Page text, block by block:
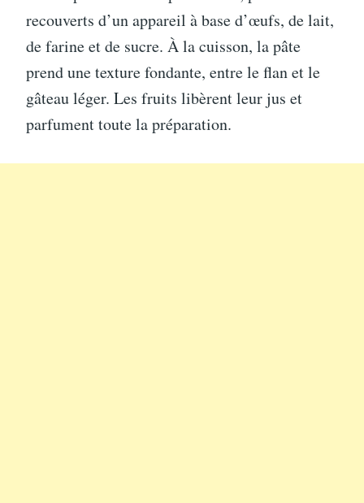
recouverts d’un appareil à base d’œufs, de lait,
de farine et de sucre. À la cuisson, la pâte
prend une texture fondante, entre le flan et le
gâteau léger. Les fruits libèrent leur jus et
parfument toute la préparation.